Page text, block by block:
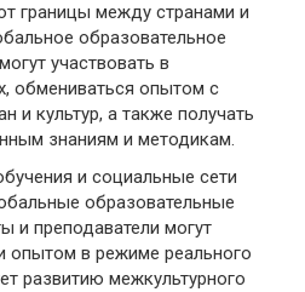
границы между странами и
образовательное
участвовать в
обмениваться опытом с
и культур, а также получать
знаниям и методикам.
и социальные сети
образовательные
и преподаватели могут
опытом в режиме реального
развитию межкультурного